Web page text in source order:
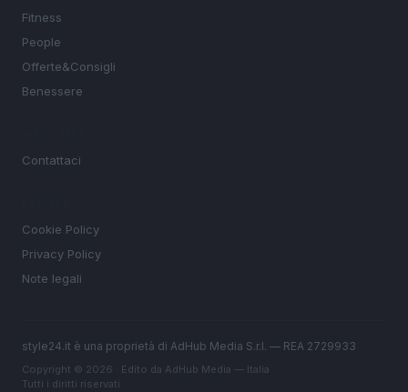
Fitness
People
Offerte&Consigli
Benessere
Contattaci
Cookie Policy
Privacy Policy
Note legali
style24.it è una proprietà di AdHub Media S.r.l. — REA 2729933
Copyright © 2026 · Edito da AdHub Media — Italia
Tutti i diritti riservati